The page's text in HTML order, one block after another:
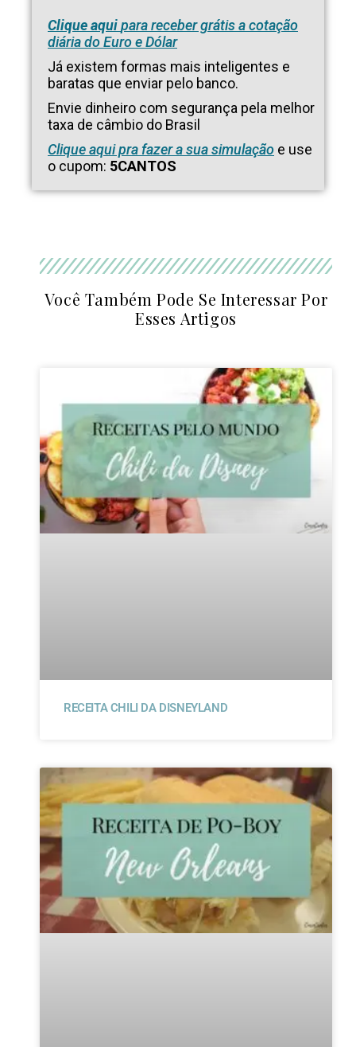
Clique aquipara receber grátis a cotação
diária do Euro e Dólar
Já existem formas mais inteligentes e
baratas que enviar pelo banco.
Envie dinheiro com segurança pela melhor
taxa de câmbio do Brasil
Clique aqui pra fazer a sua simulação e use
o cupom: 5CANTOS
RECEITA CHILI DA DISNEYLAND
Você Também Pode Se Interessar Por
Esses Artigos